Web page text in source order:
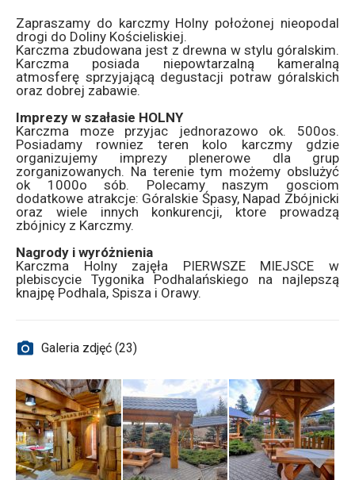
Zapraszamy do karczmy Holny położonej nieopodal
drogi do Doliny Kościeliskiej.
Karczma zbudowana jest z drewna w stylu góralskim.
Karczma posiada niepowtarzalną kameralną
atmosferę sprzyjającą degustacji potraw góralskich
oraz dobrej zabawie.
Imprezy w szałasie HOLNY
Karczma moze przyjac jednorazowo ok. 500os.
Posiadamy rowniez teren kolo karczmy gdzie
organizujemy imprezy plenerowe dla grup
zorganizowanych. Na terenie tym możemy obslużyć
ok 1000o sób. Polecamy naszym gosciom
dodatkowe atrakcje: Góralskie Śpasy, Napad Zbójnicki
oraz wiele innych konkurencji, ktore prowadzą
zbójnicy z Karczmy.
Nagrody i wyróżnienia
Karczma Holny zajęła PIERWSZE MIEJSCE w
plebiscycie Tygonika Podhalańskiego na najlepszą
knajpę Podhala, Spisza i Orawy.
Galeria zdjęć (23)